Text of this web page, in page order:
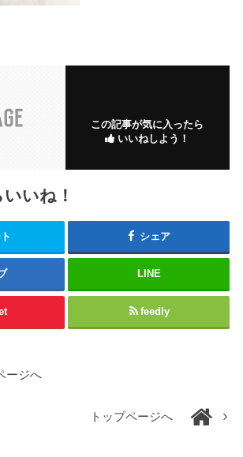
この記事が気に入ったら
いいねしよう！
いね！
シェア
LINE
feedly
ージへ
トップページへ